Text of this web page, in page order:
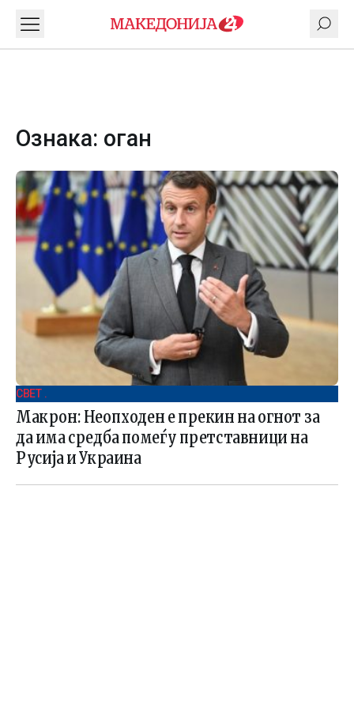
Ознака: оган
СВЕТ .
Макрон: Неопходен е прекин на огнот за
да има средба помеѓу претставници на
Русија и Украина